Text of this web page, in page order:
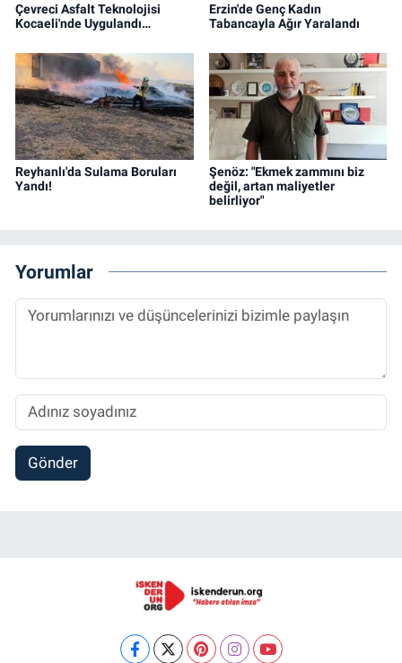
Çevreci Asfalt Teknolojisi
Kocaeli'nde Uygulandı…
Erzin'de Genç Kadın
Tabancayla Ağır Yaralandı
Reyhanlı'da Sulama Boruları
Yandı!
Şenöz: "Ekmek zammını biz
değil, artan maliyetler
belirliyor"
Yorumlar
Gönder